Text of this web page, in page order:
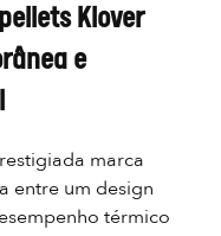
Klover
e
marca
entre um design
térmico